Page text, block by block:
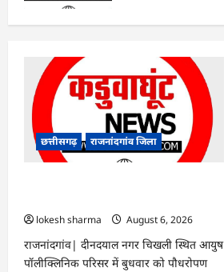
छत्तीसगढ़ राजनांदगांव जिला
lokesh sharma
August 6, 2026
राजनांदगांव| दीनदयाल नगर चिखली स्थित आयुष
पॉलीक्लिनिक परिसर में बुधवार को पौधरोपण